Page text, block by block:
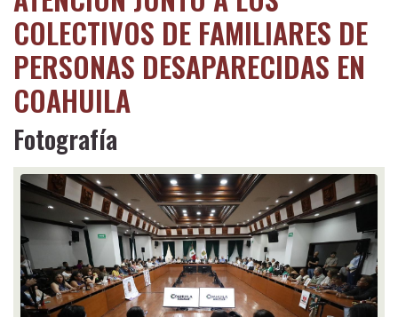
COLECTIVOS DE FAMILIARES DE
PERSONAS DESAPARECIDAS EN
COAHUILA
Fotografía